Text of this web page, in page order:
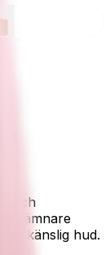
och glow
och
jämnare
känslig hud.